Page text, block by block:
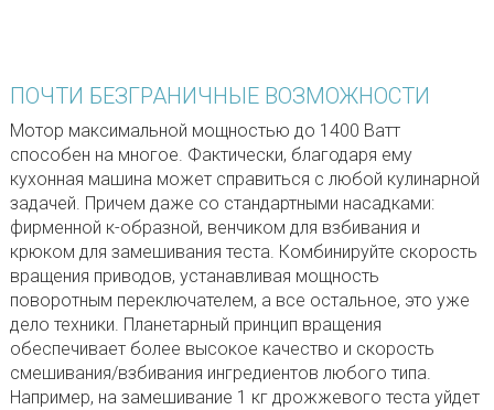
ПОЧТИ БЕЗГРАНИЧНЫЕ ВОЗМОЖНОСТИ
Мотор максимальной мощностью до 1400 Ватт
способен на многое. Фактически, благодаря ему
кухонная машина может справиться с любой кулинарной
задачей. Причем даже со стандартными насадками:
фирменной к-образной, венчиком для взбивания и
крюком для замешивания теста. Комбинируйте скорость
вращения приводов, устанавливая мощность
поворотным переключателем, а все остальное, это уже
дело техники. Планетарный принцип вращения
обеспечивает более высокое качество и скорость
смешивания/взбивания ингредиентов любого типа.
Например, на замешивание 1 кг дрожжевого теста уйдет